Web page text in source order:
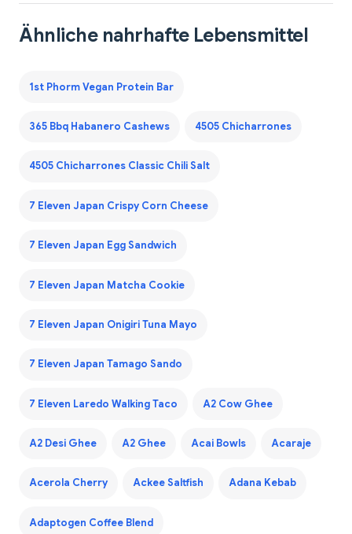
Ähnliche nahrhafte Lebensmittel
1st Phorm Vegan Protein Bar
365 Bbq Habanero Cashews 4505 Chicharrones
4505 Chicharrones Classic Chili Salt
7 Eleven Japan Crispy Corn Cheese
7 Eleven Japan Egg Sandwich
7 Eleven Japan Matcha Cookie
7 Eleven Japan Onigiri Tuna Mayo
7 Eleven Japan Tamago Sando
7 Eleven Laredo Walking Taco A2 Cow Ghee
A2 Desi Ghee A2 Ghee Acai Bowls Acaraje
Acerola Cherry Ackee Saltfish Adana Kebab
Adaptogen Coffee Blend